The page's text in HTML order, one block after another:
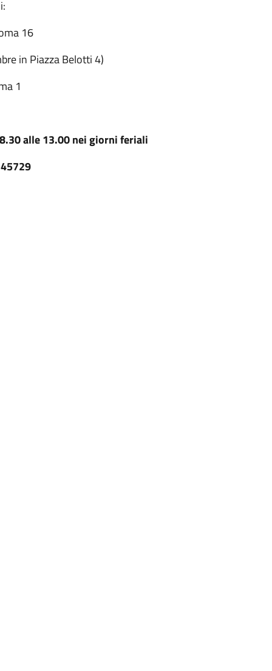
16
in Piazza Belotti 4)
1
alle 13.00 nei giorni feriali